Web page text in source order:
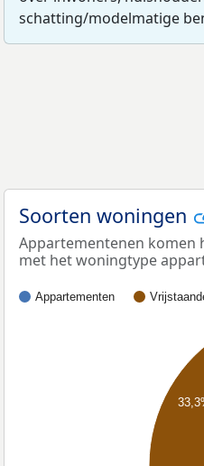
schatting/modelmatige
Soorten woningen
Appartementenen komen
met het woningtype
Appartementen